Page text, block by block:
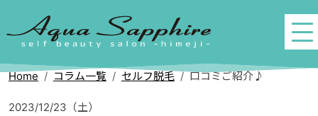
Home コラム一覧 セルフ脱毛 口コミご紹介♪
2023/12/23（土）